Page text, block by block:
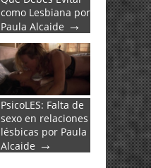
como Lesbiana por
Paula Alcaide →
PsicoLES: Falta de
sexo en relaciones
lésbicas por Paula
Alcaide →